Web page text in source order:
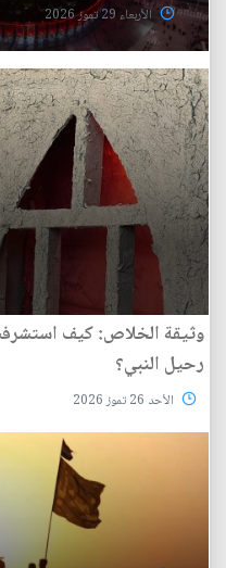
الأربعاء 29 تموز 2026
وثيقة الخلاص: كيف
رحيل النبي؟
الأحد 26 تموز 2026